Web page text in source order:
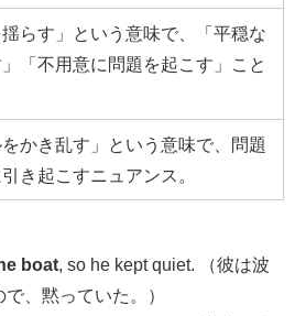
揺らす」という意味で、「平穏な
「不用意に問題を起こす」こと
をかき乱す」という意味で、問題
き起こすニュアンス。
boat, so he kept quiet. （彼は波
、黙っていた。）